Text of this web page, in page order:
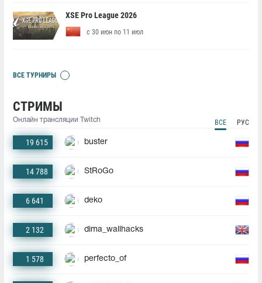
XSE Pro League 2026
с 30 июн по 11 июл
ВСЕ ТУРНИРЫ
СТРИМЫ
Онлайн трансляции Twitch ВСЕ РУС
19 615 buster
14 788 StRoGo
6 641 deko
2 132 dima_wallhacks
1 578 perfecto_of